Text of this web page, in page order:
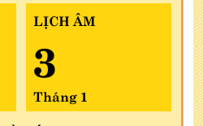
LỊCH ÂM
3
Tháng 1